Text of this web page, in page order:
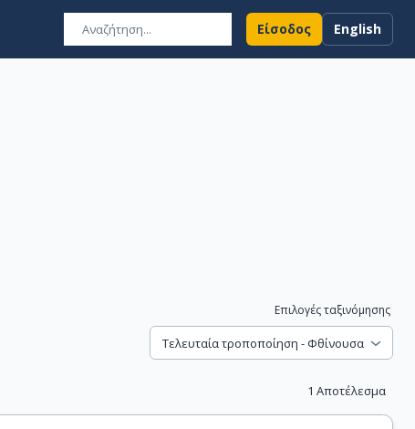
Είσοδος English
Επιλογές ταξινόμησης
Τελευταία τροποποίηση - Φθίνουσα
1 Αποτέλεσμα